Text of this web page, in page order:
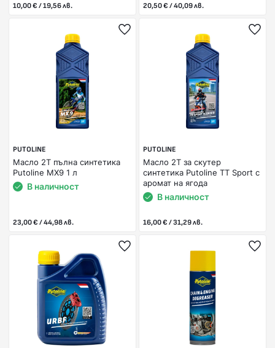
10,00 € / 19,56 лв. 20,50 € / 40,09 лв.
PUTOLINE
Mасло 2Т пълна синтетика
Putoline MX9 1 л
В наличност
23,00 € / 44,98 лв.
PUTOLINE
Mасло 2T за скутер
синтетика Putoline TT Sport с
аромат на ягода
В наличност
16,00 € / 31,29 лв.